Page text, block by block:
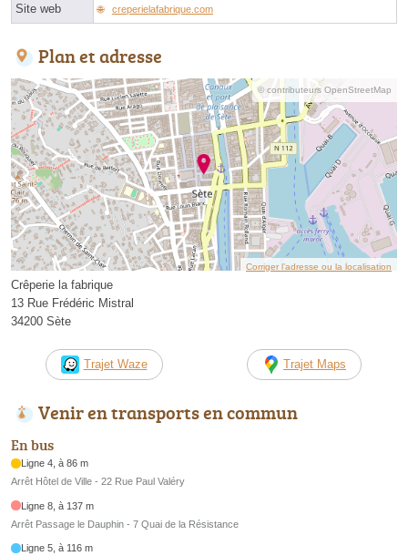
Site web creperielafabrique.com
Plan et adresse
© contributeurs OpenStreetMap
Corriger l’adresse ou la localisation
Crêperie la fabrique
13 Rue Frédéric Mistral
34200 Sète
Trajet Waze Trajet Maps
Venir en transports en commun
En bus
Ligne 4, à 86 m
Arrêt Hôtel de Ville - 22 Rue Paul Valéry
Ligne 8, à 137 m
Arrêt Passage le Dauphin - 7 Quai de la Résistance
Ligne 5, à 116 m